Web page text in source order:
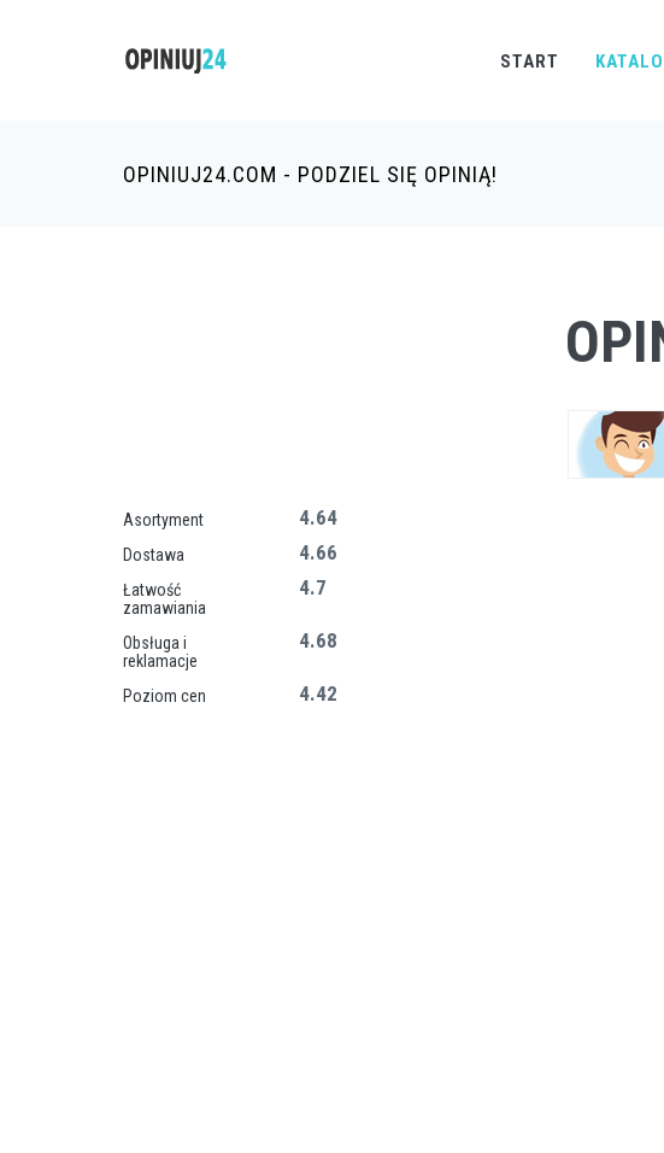
START
OPINIUJ24.COM - PODZIEL SIĘ OPINIĄ!
Asortyment 4.64
Dostawa 4.66
Łatwość
zamawiania
4.7
Obsługa i
reklamacje
4.68
Poziom cen 4.42